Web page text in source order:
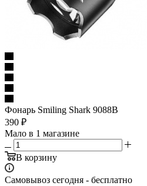
Фонарь Smiling Shark 9088В
390 ₽
Мало в 1 магазине
В корзину
Самовывоз сегодня - бесплатно